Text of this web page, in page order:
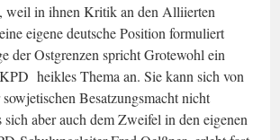
, weil in ihnen Kritik an den Alliierten
eigene deutsche Position formuliert
der Ostgrenzen spricht Grotewohl ein
heikles Thema an. Sie kann sich von
Besatzungsmacht nicht
sich aber auch dem Zweifel in den eigenen